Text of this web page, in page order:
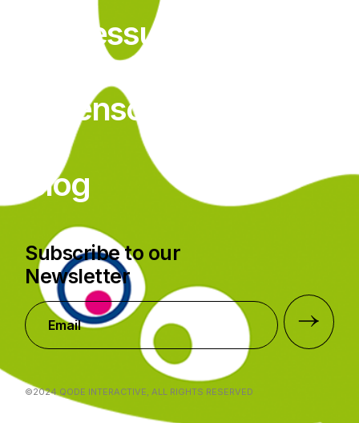
Impressum
Datenschutz
Blog
Subscribe to our
Newsletter
©2024 QODE INTERACTIVE , ALL RIGHTS RESERVED